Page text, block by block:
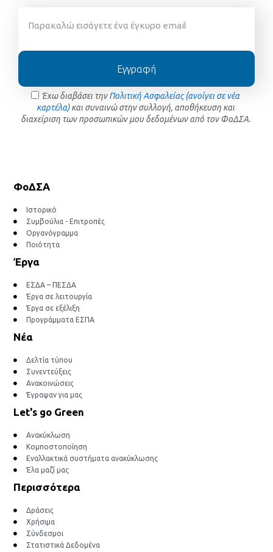
Έχω διαβάσει τηνΠολιτική Ασφαλείας (ανοίγει σε νέα
καρτέλα)και συναινώ στην συλλογή, αποθήκευση και
διαχείριση των προσωπικών μου δεδομένων από τον ΦοΔΣΑ.
Εγγραφή
ΦοΔΣΑ
Ιστορικό
Συμβούλια - Επιτροπές
Οργανόγραμμα
Ποιότητα
Έργα
ΕΣΔΑ – ΠΕΣΔΑ
Έργα σε λειτουργία
Έργα σε εξέλιξη
Προγράμματα ΕΣΠΑ
Νέα
Δελτία τύπου
Συνεντεύξεις
Ανακοινώσεις
Έγραψαν για μας
Let's go Green
Ανακύκλωση
Κομποστοποίηση
Εναλλακτικά συστήματα ανακύκλωσης
Έλα μαζί μας
Περισσότερα
Δράσεις
Χρήσιμα
Σύνδεσμοι
Στατιστικά Δεδομένα